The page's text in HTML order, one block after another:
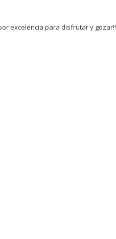
excelencia para disfrutar y gozar!!